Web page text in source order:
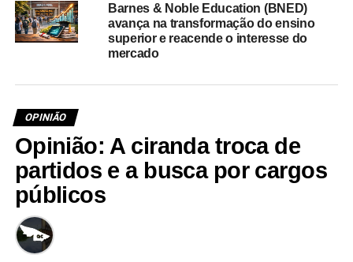
Barnes & Noble Education (BNED)
avança na transformação do ensino
superior e reacende o interesse do
mercado
OPINIÃO
Opinião: A ciranda troca de
partidos e a busca por cargos
públicos